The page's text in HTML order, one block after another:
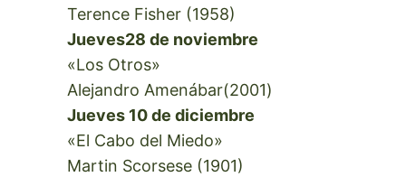
Terence Fisher (1958)
Jueves28 de noviembre
«Los Otros»
Alejandro Amenábar(2001)
Jueves 10 de diciembre
«El Cabo del Miedo»
Martin Scorsese (1901)